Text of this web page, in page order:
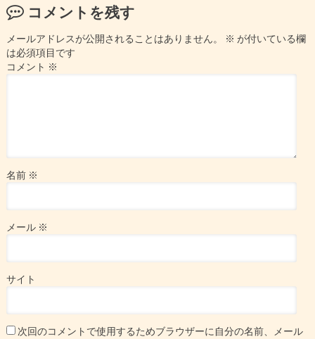
コメントを残す
メールアドレスが公開されることはありません。 ※ が付いている欄
は必須項目です
コメント ※
名前 ※
メール ※
サイト
次回のコメントで使用するためブラウザーに自分の名前、メール